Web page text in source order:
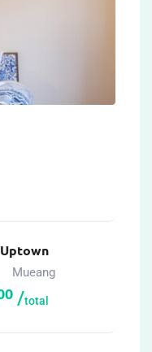
Mueang
total